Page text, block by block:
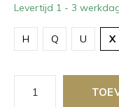
Levertijd 1 - 3
H Q U X